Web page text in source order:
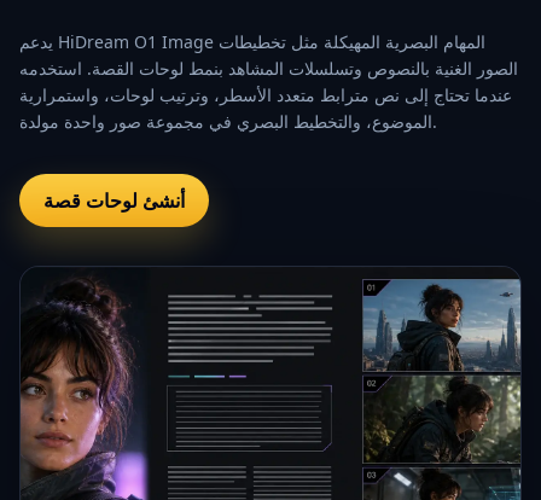
يدعم HiDream O1 Image المهام البصرية المهيكلة مثل تخطيطات
الصور الغنية بالنصوص وتسلسلات المشاهد بنمط لوحات القصة. استخدمه
عندما تحتاج إلى نص مترابط متعدد الأسطر، وترتيب لوحات، واستمرارية
الموضوع، والتخطيط البصري في مجموعة صور واحدة مولدة.
أنشئ لوحات قصة